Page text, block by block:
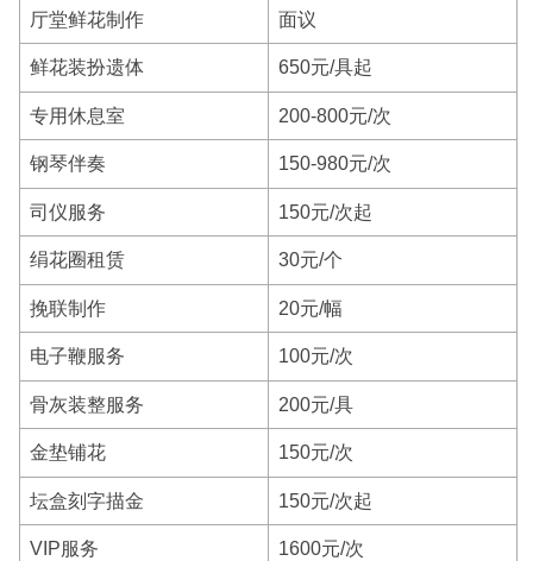
厅堂鲜花制作 面议
鲜花装扮遗体 650元/具起
专用休息室 200-800元/次
钢琴伴奏 150-980元/次
司仪服务 150元/次起
绢花圈租赁 30元/个
挽联制作 20元/幅
电子鞭服务 100元/次
骨灰装整服务 200元/具
金垫铺花 150元/次
坛盒刻字描金 150元/次起
VIP服务 1600元/次